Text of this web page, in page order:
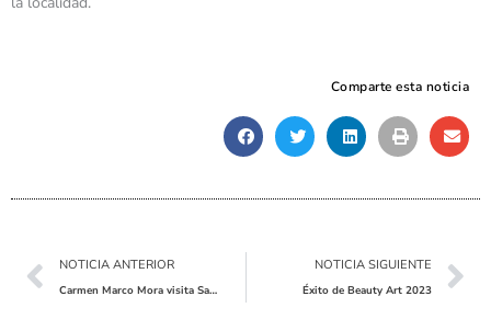
Comparte esta noticia
AntNOTICIA ANTERIOR
Carmen Marco Mora visita San Antón per a promocionar l’atletisme
NOTICIA SIGUIENTE
Éxito de Beauty Art 2023